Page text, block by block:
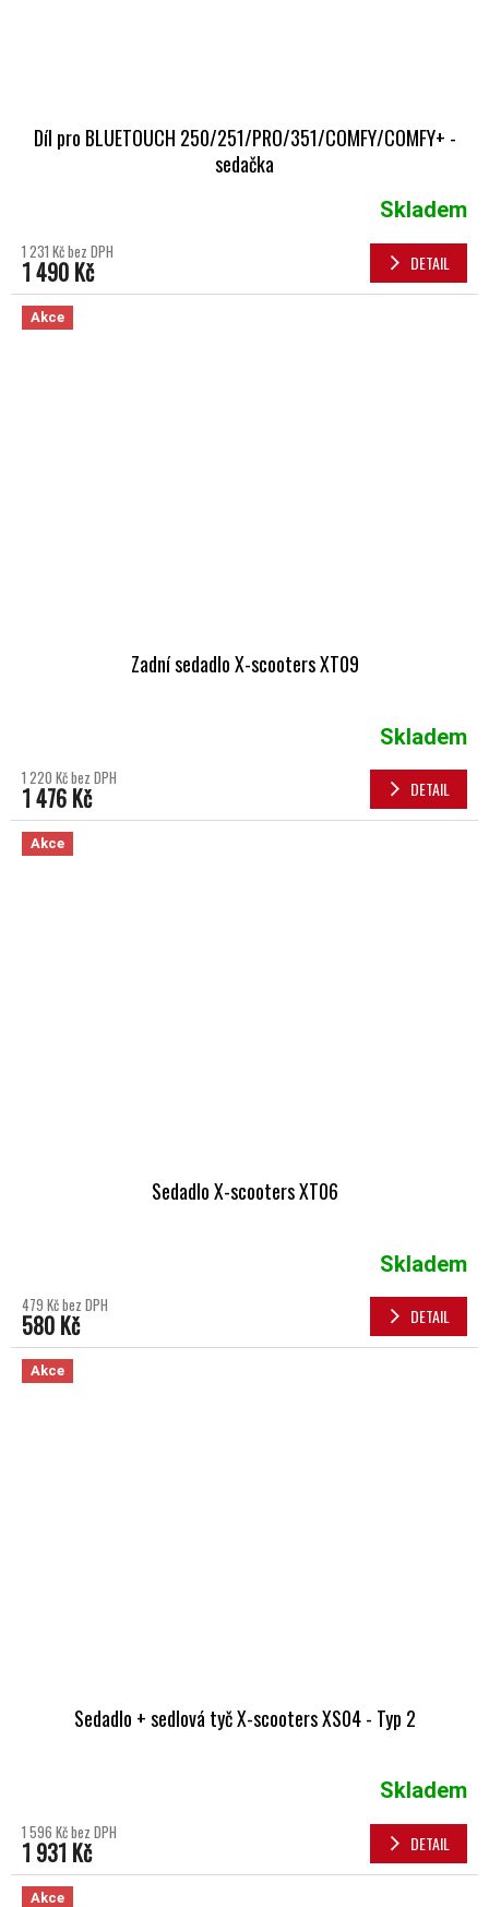
Díl pro BLUETOUCH 250/251/PRO/351/COMFY/COMFY+ -
sedačka
Skladem
1 231 Kč bez DPH
1 490 Kč DETAIL
Akce
Zadní sedadlo X-scooters XT09
Skladem
1 220 Kč bez DPH
1 476 Kč DETAIL
Akce
Sedadlo X-scooters XT06
Skladem
479 Kč bez DPH
580 Kč DETAIL
Akce
Sedadlo + sedlová tyč X-scooters XS04 - Typ 2
Skladem
1 596 Kč bez DPH
1 931 Kč DETAIL
Akce